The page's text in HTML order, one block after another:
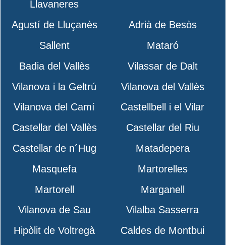
Llavaneres
Agustí de Lluçanès
Adrià de Besòs
Sallent
Mataró
Badia del Vallès
Vilassar de Dalt
Vilanova i la Geltrú
Vilanova del Vallès
Vilanova del Camí
Castellbell i el Vilar
Castellar del Vallès
Castellar del Riu
Castellar de n´Hug
Matadepera
Masquefa
Martorelles
Martorell
Marganell
Vilanova de Sau
Vilalba Sasserra
Hipòlit de Voltregà
Caldes de Montbui